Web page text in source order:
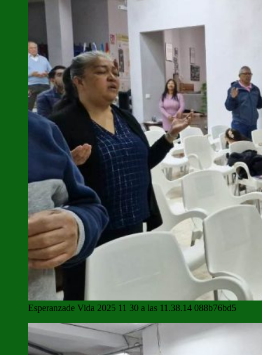
Esperanzade Vida 2025 11 30 a las 11.38.14 088b76bd5